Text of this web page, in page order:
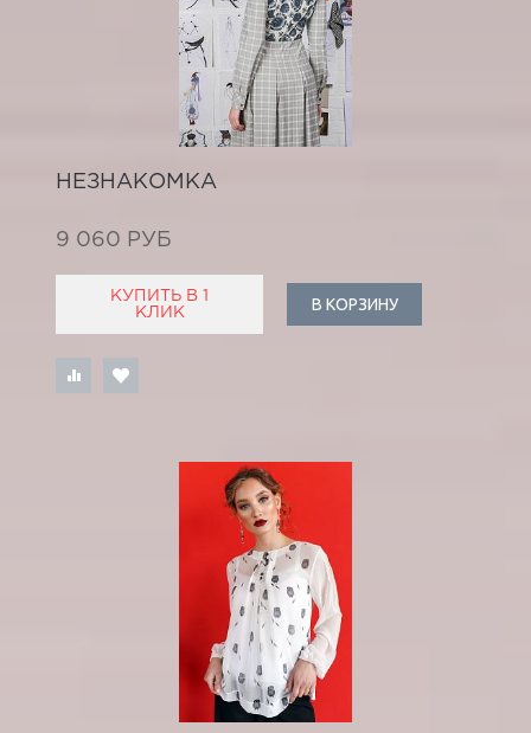
НЕЗНАКОМКА
9 060 РУБ
КУПИТЬ В 1
КЛИК
В КОРЗИНУ